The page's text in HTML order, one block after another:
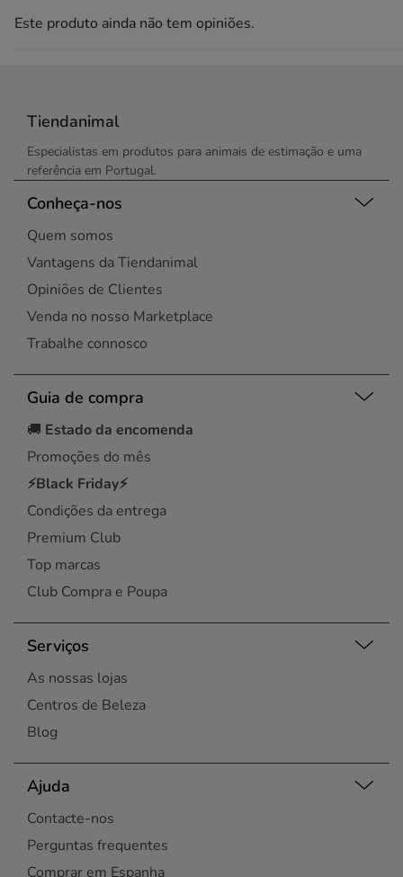
Este produto ainda não tem opiniões.
Tiendanimal
Especialistas em produtos para animais de estimação e uma
referência em Portugal.
Conheça-nos
Quem somos
Vantagens da Tiendanimal
Opiniões de Clientes
Venda no nosso Marketplace
Trabalhe connosco
Guia de compra
🚚 Estado da encomenda
Promoções do mês
⚡Black Friday⚡
Condições da entrega
Premium Club
Top marcas
Club Compra e Poupa
Serviços
As nossas lojas
Centros de Beleza
Blog
Ajuda
Contacte-nos
Perguntas frequentes
Comprar em Espanha